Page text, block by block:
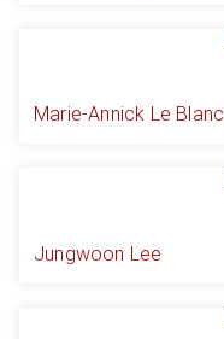
Marie-Annick Le Blanc
Jungwoon Lee